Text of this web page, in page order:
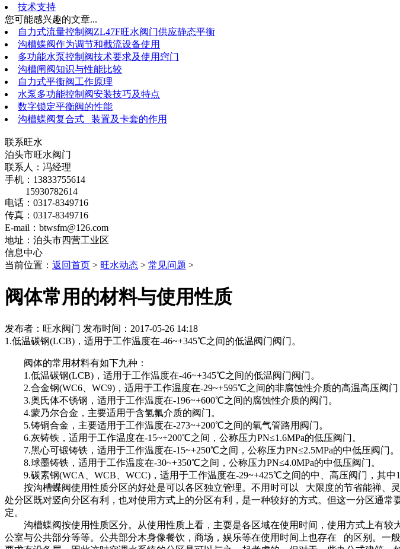
技术支持
您可能感兴趣的文章...
自力式流量控制阀ZL47F旺水阀门供应静态平衡
沟槽蝶阀作为调节和截流设备使用
多功能水泵控制阀技术要求及使用窍门
沟槽闸阀知识与性能比较
自力式平衡阀工作原理
水泵多功能控制阀安装技巧及特点
数字锁定平衡阀的性能
沟槽蝶阀复合式 装置及卡套的作用
联系旺水
泊头市旺水阀门
联系人：冯经理
手机：13833755614
15930782614
电话：0317-8349716
传真：0317-8349716
E-mail：btwsfm@126.com
地址：泊头市四营工业区
信息中心
当前位置： 返回首页 > 旺水动态 > 常见问题 >
阀体常用的材料与使用性质
发布者：旺水阀门 发布时间：2017-05-26 14:18
1.低温碳钢(LCB)，适用于工作温度在-46~+345℃之间的低温阀门阀门。
阀体的常用材料有如下九种：
1.低温碳钢(LCB)，适用于工作温度在-46~+345℃之间的低温阀门阀门。
2.合金钢(WC6、WC9)，适用于工作温度在-29~+595℃之间的非腐蚀性介质的高温高压阀门
3.奥氏体不锈钢，适用于工作温度在-196~+600℃之间的腐蚀性介质的阀门。
4.蒙乃尔合金，主要适用于含氢氟介质的阀门。
5.铸铜合金，主要适用于工作温度在-273~+200℃之间的氧气管路用阀门。
6.灰铸铁，适用于工作温度在-15~+200℃之间，公称压力PN≤1.6MPa的低压阀门。
7.黑心可锻铸铁，适用于工作温度在-15~+250℃之间，公称压力PN≤2.5MPa的中低压阀门。
8.球墨铸铁，适用于工作温度在-30~+350℃之间，公称压力PN≤4.0MPa的中低压阀门。
9.碳素钢(WCA、WCB、WCC)，适用于工作温度在-29~+425℃之间的中、高压阀门，其中
按沟槽蝶阀使用性质分区的好处是可以各区独立管理。不用时可以 大限度的节省能禅、
处分区既对竖向分区有利，也对使用方式上的分区有利，是一种较好的方式。但这一分区通
定。
沟槽蝶阀按使用性质区分。从使用性质上看，主耍是各区域在使用时间，使用方式上有较
公室与公共部分等等。公共部分木身像餐饮，商场，娱乐等在使用时间上也存在 的区别。一